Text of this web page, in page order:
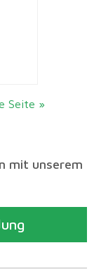
Seite »
mit unserem